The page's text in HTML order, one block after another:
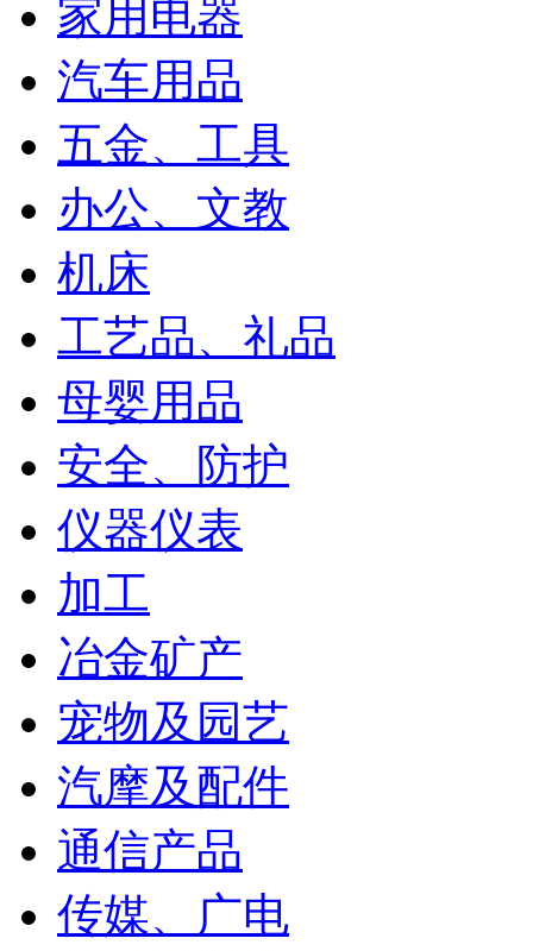
家用电器
汽车用品
五金、工具
办公、文教
机床
工艺品、礼品
母婴用品
安全、防护
仪器仪表
加工
冶金矿产
宠物及园艺
汽摩及配件
通信产品
传媒、广电